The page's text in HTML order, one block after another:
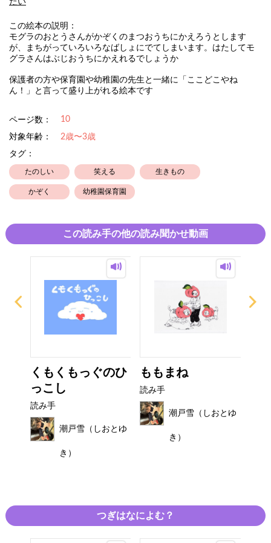
たい
この絵本の説明：
モグラのおとうさんがかぞくのまつおうちにかえろうとします
が、まちがっていろいろなばしょにでてしまいます。はたしてモ
グラさんはぶじおうちにかえれるでしょうか
保護者の方や保育園や幼稚園の先生と一緒に「ここどこやね
ん！」と言って盛り上がれる絵本です
ページ数： 10
対象年齢：
2歳〜3歳
タグ：
たのしい 笑える 生きもの
かぞく 幼稚園保育園
この読み手の他の読み聞かせ動画
くもくもっぐのひ
っこし
読み手
潮戸雪（しおとゆ
き）
ももまね
読み手
潮戸雪（しおとゆ
き）
つぎはなによむ？